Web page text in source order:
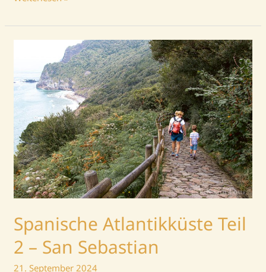
Spanische Atlantikküste Teil
2 – San Sebastian
21. September 2024
Atlantikküste
Teil
2
San
Sebastian